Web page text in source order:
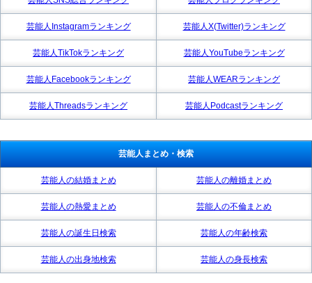
芸能人Instagramランキング 芸能人X(Twitter)ランキング
芸能人TikTokランキング 芸能人YouTubeランキング
芸能人Facebookランキング 芸能人WEARランキング
芸能人Threadsランキング 芸能人Podcastランキング
芸能人まとめ・検索
芸能人の結婚まとめ 芸能人の離婚まとめ
芸能人の熱愛まとめ 芸能人の不倫まとめ
芸能人の誕生日検索 芸能人の年齢検索
芸能人の出身地検索 芸能人の身長検索